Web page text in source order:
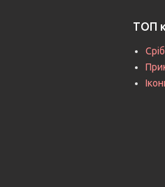
ТОП